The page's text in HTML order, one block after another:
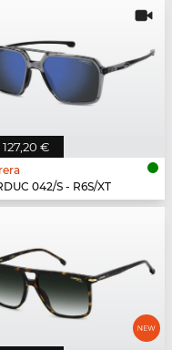
127,20 €
042/S - R6S/XT